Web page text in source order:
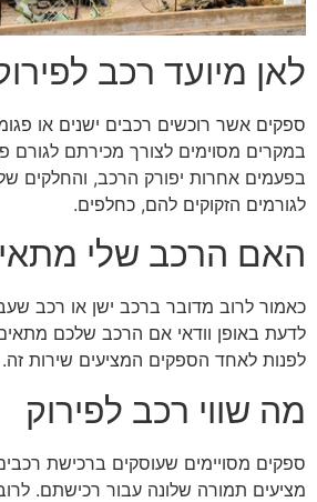
לאן מיועד רכב
ספקים אשר רוכשים רכבים ישנים או
במקרים מסוימים לצורך מכירתם לגורם
בפעמים אחרות יפורק הרכב, והחלקים
לגורמים הזקוקים להם, כחלפים.
האם הרכב שלי
כאמור לרוב מדובר ברכב ישן או רכב
לדעת באופן וודאי אם הרכב שלכם
לפנות לאחד הספקים המציעים שירות זה.
מה שווי רכב לפירוק
ספקים מסויימים שעוסקים ברכישת
מציעים תמורה שלונה עבור רכישתם.